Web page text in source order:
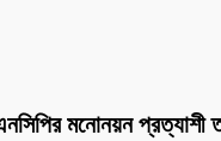
মনোনয়ন প্রত্যাশী